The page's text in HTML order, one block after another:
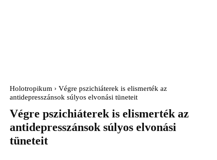
Holotropikum
Végre pszichiáterek is elismerték az
antidepresszánsok súlyos elvonási tüneteit
Végre pszichiáterek is elismerték az
antidepresszánsok súlyos elvonási
tüneteit